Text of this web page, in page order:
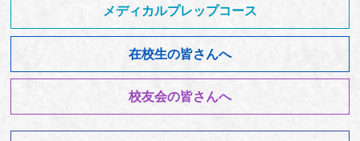
メディカルプレップコース
在校生の皆さんへ
校友会の皆さんへ